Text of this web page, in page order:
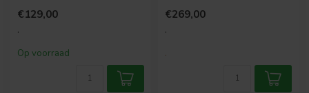
€129,00
.
Op voorraad
- Multifunction...
€269,00
.
.